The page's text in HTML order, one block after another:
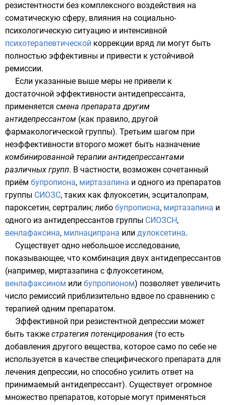
резистентности без комплексного воздействия на
соматическую сферу, влияния на социально-
психологическую ситуацию и интенсивной
психотерапевтической коррекции вряд ли могут быть
полностью эффективны и привести к устойчивой
ремиссии.
Если указанные выше меры не привели к
достаточной эффективности антидепрессанта,
применяется смена препарата другим
антидепрессантом (как правило, другой
фармакологической группы). Третьим шагом при
неэффективности второго может быть назначение
комбинированной терапии антидепрессантами
различных групп. В частности, возможен сочетанный
приём бупропиона, миртазапина и одного из препаратов
группы СИОЗС, таких как флуоксетин, эсциталопрам,
пароксетин, сертралин; либо бупропиона, миртазапина и
одного из антидепрессантов группы СИОЗСН,
венлафаксина, милнаципрана или дулоксетина.
Существует одно небольшое исследование,
показывающее, что комбинация двух антидепрессантов
(например, миртазапина с флуоксетином,
венлафаксином или бупропионом) позволяет увеличить
число ремиссий приблизительно вдвое по сравнению с
терапией одним препаратом.
Эффективной при резистентной депрессии может
быть также стратегия потенцирования (то есть
добавления другого вещества, которое само по себе не
используется в качестве специфического препарата для
лечения депрессии, но способно усилить ответ на
принимаемый антидепрессант). Существует огромное
множество препаратов, которые могут применяться